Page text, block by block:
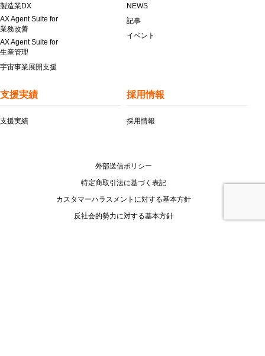
製造業DX
AX Agent Suite for
業務改善
AX Agent Suite for
生産管理
宇宙事業展開支援
NEWS
記事
イベント
支援実績
支援実績
採用情報
採用情報
外部送信ポリシー
特定商取引法に基づく表記
カスタマーハラスメントに対する基本方針
反社会的勢力に対する基本方針